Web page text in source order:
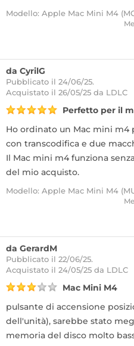
Modello: Apple Mac Mini M4
da CyrilG
Pubblicato il 24/06/25.
Acquistato il 26/05/25 da LDLC
Perfetto per il
Ho ordinato un Mac mini
con transcodifica e due
Il Mac mini m4 funziona
del mio acquisto.
Modello: Apple Mac Mini M4
da GerardM
Pubblicato il 22/06/25.
Acquistato il 24/05/25 da LDLC
Mac Mini M4
pulsante di accensione
dell'unità), sarebbe stato
memoria del disco molto